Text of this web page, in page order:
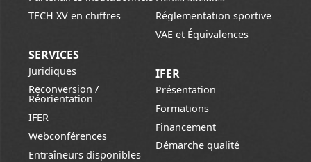
TECH XV en chiffres
SERVICES
Juridiques
Reconversion /
Réorientation
IFER
Webconférences
Entraîneurs disponibles
Réglementation sportive
VAE et Équivalences
IFER
Présentation
Formations
Financement
Démarche qualité